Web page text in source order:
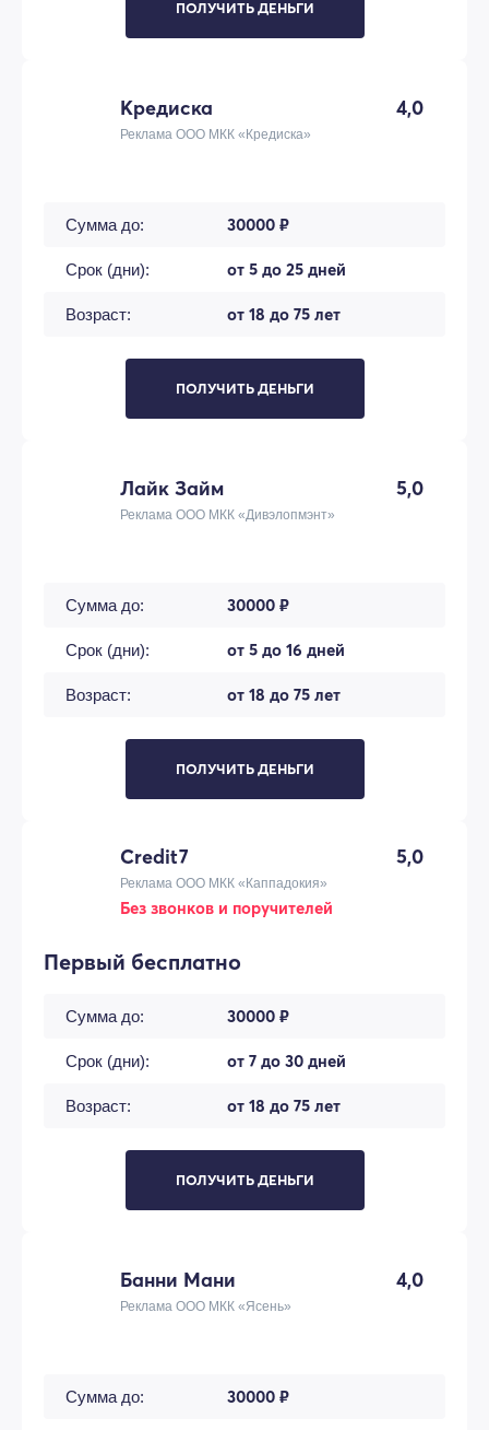
ПОЛУЧИТЬ ДЕНЬГИ
Кредиска 4,0
Реклама ООО МКК «Кредиска»
Сумма до: 30000 ₽
Срок (дни): от 5 до 25 дней
Возраст: от 18 до 75 лет
ПОЛУЧИТЬ ДЕНЬГИ
Лайк Займ 5,0
Реклама ООО МКК «Дивэлопмэнт»
Сумма до: 30000 ₽
Срок (дни): от 5 до 16 дней
Возраст: от 18 до 75 лет
ПОЛУЧИТЬ ДЕНЬГИ
Credit7 5,0
Реклама ООО МКК «Каппадокия»
Без звонков и поручителей
Первый бесплатно
Сумма до: 30000 ₽
Срок (дни): от 7 до 30 дней
Возраст: от 18 до 75 лет
ПОЛУЧИТЬ ДЕНЬГИ
Банни Мани 4,0
Реклама ООО МКК «Ясень»
Сумма до: 30000 ₽